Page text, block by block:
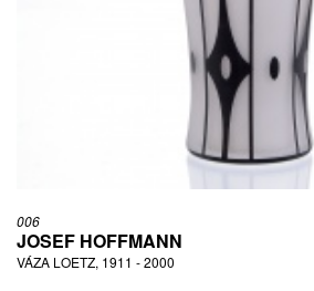
006
JOSEF HOFFMANN
VÁZA LOETZ, 1911 - 2000